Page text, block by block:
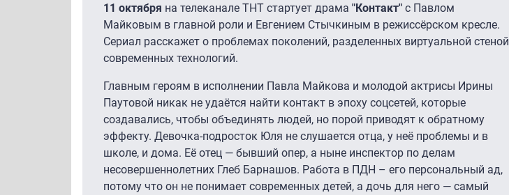
11 октября на телеканале ТНТ стартует драма "Контакт" с Павлом
Майковым в главной роли и Евгением Стычкиным в режиссёрском кресле.
Сериал расскажет о проблемах поколений, разделенных виртуальной стеной
современных технологий.
Главным героям в исполнении Павла Майкова и молодой актрисы Ирины
Паутовой никак не удаётся найти контакт в эпоху соцсетей, которые
создавались, чтобы объединять людей, но порой приводят к обратному
эффекту. Девочка-подросток Юля не слушается отца, у неё проблемы и в
школе, и дома. Её отец — бывший опер, а ныне инспектор по делам
несовершеннолетних Глеб Барнашов. Работа в ПДН – его персональный ад,
потому что он не понимает современных детей, а дочь для него — самый